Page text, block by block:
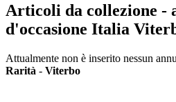
Articoli da collezione -
d'occasione Italia
Attualmente non è inserito nessun
Rarità - Viterbo